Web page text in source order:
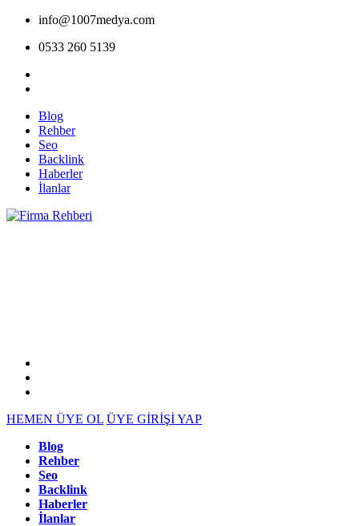
info@1007medya.com
0533 260 5139
Blog
Rehber
Seo
Backlink
Haberler
İlanlar
HEMEN ÜYE OL ÜYE GİRİŞİ YAP
Blog
Rehber
Seo
Backlink
Haberler
İlanlar